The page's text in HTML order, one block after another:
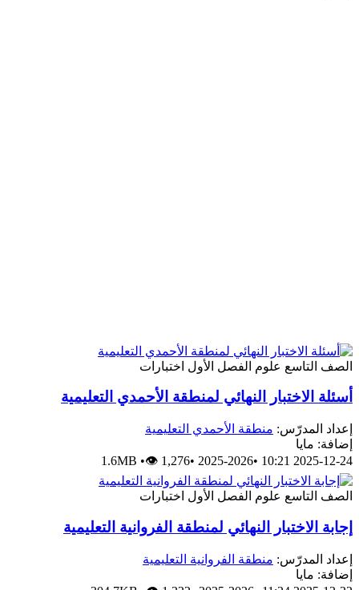
الصف التاسع علوم الفصل الأول اختبارات
أسئلة الاختبار النهائي لمنطقة الأحمدي التعليمية
إعداد المدرّس: منطقة الأحمدي التعليمية
إضافة: مايا
2025-12-24 10:21
•
2025-2026
•
1.6MB •👁 1,276
الصف التاسع علوم الفصل الأول اختبارات
إجابة الاختبار النهائي لمنطقة الفروانية التعليمية
إعداد المدرّس: منطقة الفروانية التعليمية
إضافة: مايا